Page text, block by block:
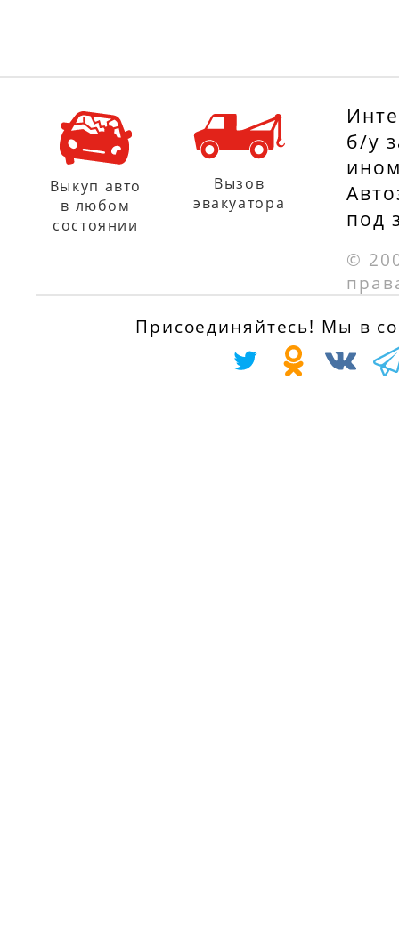
б/у
под
©
Выкуп авто
в любом
состоянии
Вызов
эвакуатора
Присоединяйтесь! Мы в